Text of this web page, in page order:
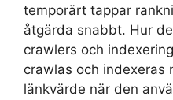
temporärt tappar
åtgärda snabbt. Hur
crawlers och
crawlas och indexeras
länkvärde när den